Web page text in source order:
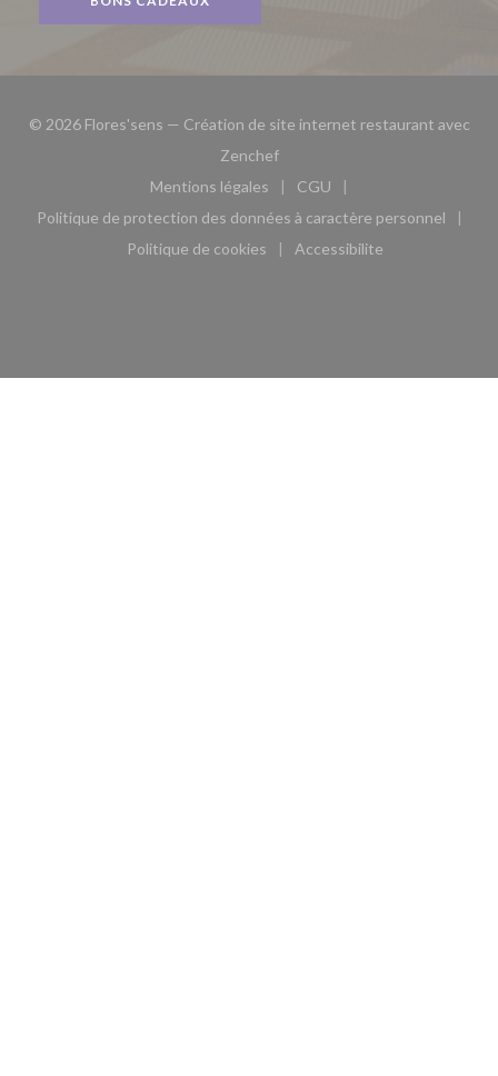
© 2026 Flores'sens — Création de site internet restaurant avec
Zenchef((ouvre une nouvelle fenêtre))
Mentions légales
((ouvre une nouvelle fenêtre))
CGU
((ouvre une nouvelle
Politique de protection des données à caractère personnel
((ouvre une nouvelle fenêtre))
Politique de cookies
((ouvre une nouvelle fenêtre))
Accessibilite